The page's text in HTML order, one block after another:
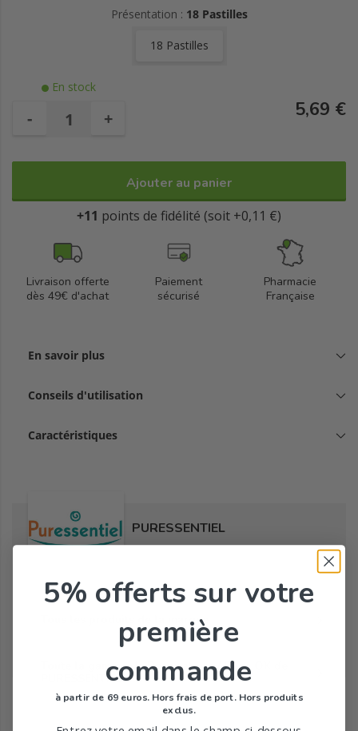
Présentation : 18 Pastilles
18 Pastilles
En stock
- + 5,69 €
Ajouter au panier
+11 points de fidélité (soit +0,11 €)
Livraison offerte
dès 49€ d'achat
Paiement
sécurisé
Pharmacie
Française
En savoir plus
Conseils d'utilisation
Caractéristiques
PURESSENTIEL
Tous les produits de la marque
Toute la gamme de Respiratoire / Resp OK de
PURESSENTIEL
5% offerts sur votre
première
commande
à partir de 69 euros. Hors frais de port. Hors produits
exclus.